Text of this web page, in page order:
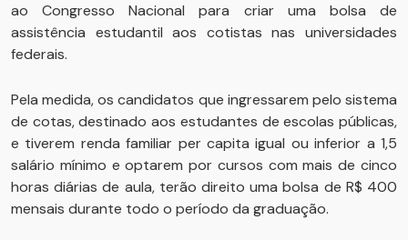
ao Congresso Nacional para criar uma bolsa de
assistência estudantil aos cotistas nas universidades
federais.
Pela medida, os candidatos que ingressarem pelo sistema
de cotas, destinado aos estudantes de escolas públicas,
e tiverem renda familiar per capita igual ou inferior a 1,5
salário mínimo e optarem por cursos com mais de cinco
horas diárias de aula, terão direito uma bolsa de R$ 400
mensais durante todo o período da graduação.